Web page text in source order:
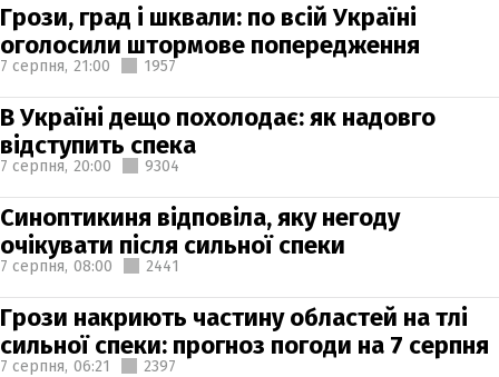
Грози, град і шквали: по всій Україні
оголосили штормове попередження
7 серпня, 21:00 1957
В Україні дещо похолодає: як надовго
відступить спека
7 серпня, 20:00 9304
Синоптикиня відповіла, яку негоду
очікувати після сильної спеки
7 серпня, 08:00 2441
Грози накриють частину областей на тлі
сильної спеки: прогноз погоди на 7 серпня
7 серпня, 06:21 2397